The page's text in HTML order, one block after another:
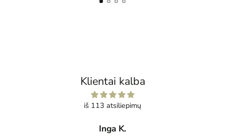
Klientai kalba
iš 113 atsiliepimų
Inga K.